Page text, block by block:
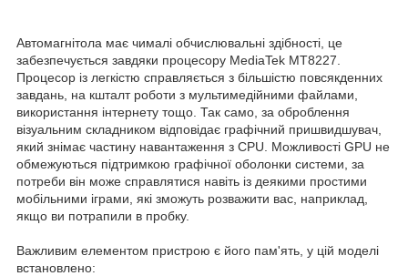
Автомагнітола має чималі обчислювальні здібності, це
забезпечується завдяки процесору MediaTek MT8227.
Процесор із легкістю справляється з більшістю повсякденних
завдань, на кшталт роботи з мультимедійними файлами,
використання інтернету тощо. Так само, за оброблення
візуальним складником відповідає графічний пришвидшувач,
який знімає частину навантаження з CPU. Можливості GPU не
обмежуються підтримкою графічної оболонки системи, за
потреби він може справлятися навіть із деякими простими
мобільними іграми, які зможуть розважити вас, наприклад,
якщо ви потрапили в пробку.
Важливим елементом пристрою є його пам'ять, у цій моделі
встановлено: